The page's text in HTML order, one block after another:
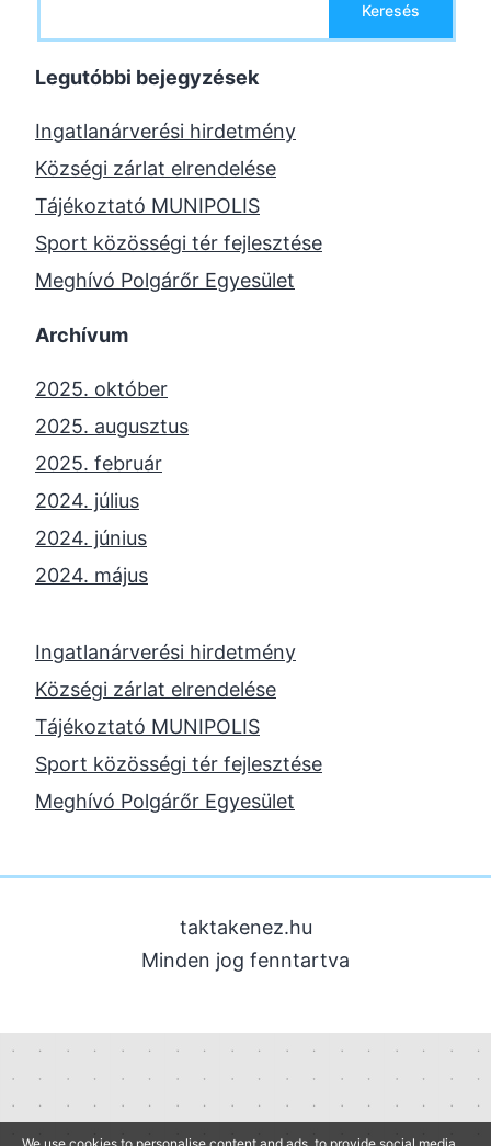
Keresés
Legutóbbi bejegyzések
Ingatlanárverési hirdetmény
Községi zárlat elrendelése
Tájékoztató MUNIPOLIS
Sport közösségi tér fejlesztése
Meghívó Polgárőr Egyesület
Archívum
2025. október
2025. augusztus
2025. február
2024. július
2024. június
2024. május
2023. november
2023. október
2023. szeptember
2023. június
2023. február
2022. november
2022. május
2021. szeptember
Ingatlanárverési hirdetmény
Községi zárlat elrendelése
Tájékoztató MUNIPOLIS
Sport közösségi tér fejlesztése
Meghívó Polgárőr Egyesület
taktakenez.hu
Minden jog fenntartva